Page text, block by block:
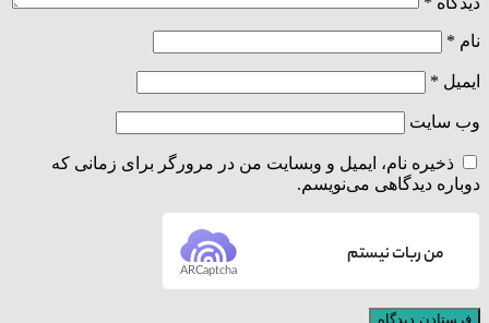
نام *
ایمیل *
وب‌ سایت
ذخیره نام، ایمیل و وبسایت من در مرورگر برای زمانی که
دوباره دیدگاهی می‌نویسم.
من ربات نیستم
ARCaptcha